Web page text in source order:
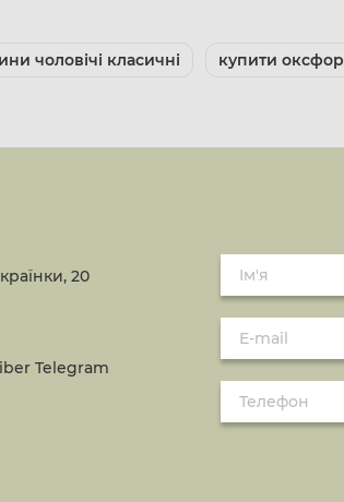
чоловічі класичні купити
20
Telegram